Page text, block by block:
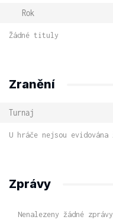
Rok
Žádné tituly
Zranění
Turnaj
U hráče nejsou evidována
Zprávy
Nenalezeny žádné